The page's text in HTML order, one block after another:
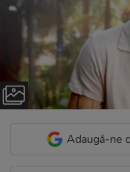
Adaugă-ne